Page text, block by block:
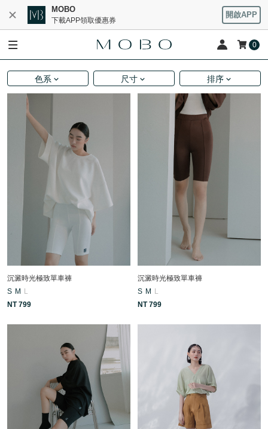
MOBO
下載APP領取優惠券
開啟APP
0
色系 尺寸 排序
沉澱時光極致單車褲
S M
L
NT 799
沉澱時光極致單車褲
S M
L
NT 799